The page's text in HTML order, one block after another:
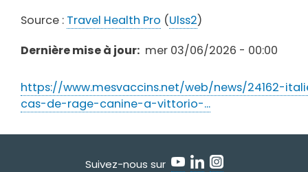
Source : Travel Health Pro (Ulss2)
Dernière mise à jour mer 03/06/2026 - 00:00
https://www.mesvaccins.net/web/news/24162-
cas-de-rage-canine-a-vittorio-…
Suivez-nous sur